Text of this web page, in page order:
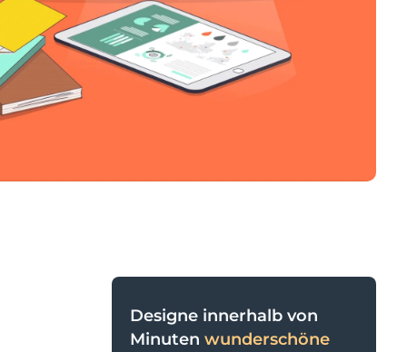
Designe innerhalb von
Minuten wunderschöne